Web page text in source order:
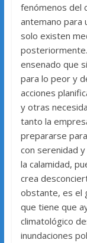
fenómenos del
antemano para
solo existen
ensenado que
para lo peor y
acciones
y otras
tanto la
prepararse
con serenidad
la calamidad,
crea
obstante, es el
que tiene que
climatológico
inundaciones